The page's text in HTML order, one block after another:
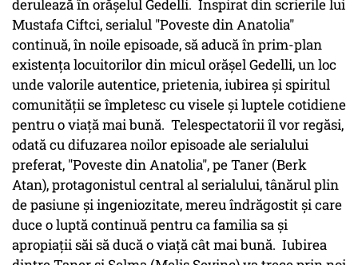
derulează în orășelul Gedelli. Inspirat din scrierile lui
Mustafa Ciftci, serialul "Poveste din Anatolia"
continuă, în noile episoade, să aducă în prim-plan
existența locuitorilor din micul orășel Gedelli, un loc
unde valorile autentice, prietenia, iubirea și spiritul
comunității se împletesc cu visele și luptele cotidiene
pentru o viață mai bună. Telespectatorii îl vor regăsi,
odată cu difuzarea noilor episoade ale serialului
preferat, "Poveste din Anatolia", pe Taner (Berk
Atan), protagonistul central al serialului, tânărul plin
de pasiune și ingeniozitate, mereu îndrăgostit și care
duce o luptă continuă pentru ca familia sa și
apropiații săi să ducă o viață cât mai bună. Iubirea